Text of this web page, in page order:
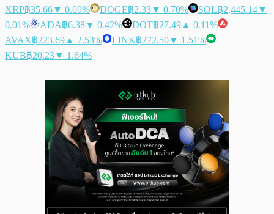
XRP฿35.66▼ 0.69% DOGE฿2.33▼ 0.70% SOL฿2,445.14▼
0.01%
ADA฿6.38▼ 0.42% DOT฿27.49 ▲ 0.11%
AVAX฿223.69 ▲ 2.53% LINK฿272.50▼ 1.51%
KUB฿20.23▼ 1.64%